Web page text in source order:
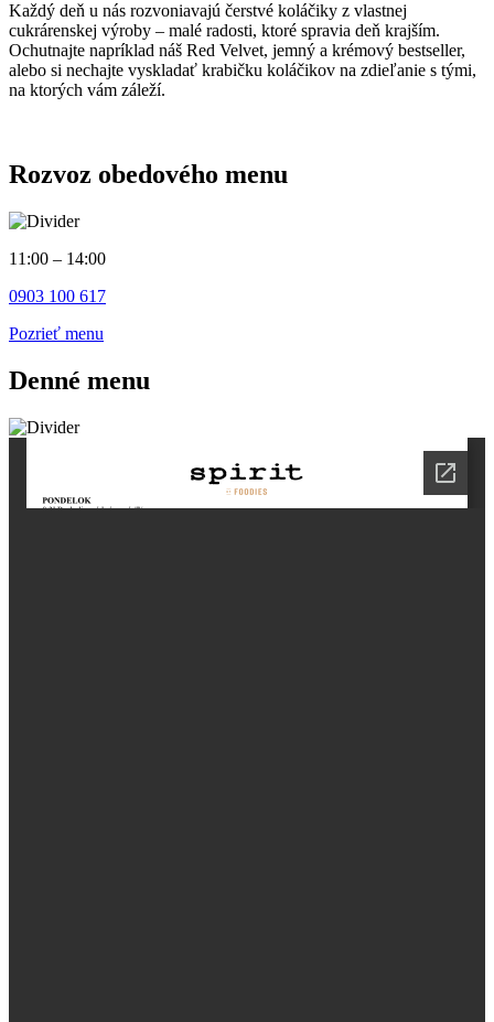
Každý deň u nás rozvoniavajú čerstvé koláčiky z vlastnej
cukrárenskej výroby – malé radosti, ktoré spravia deň krajším.
Ochutnajte napríklad náš Red Velvet, jemný a krémový bestseller,
alebo si nechajte vyskladať krabičku koláčikov na zdieľanie s tými,
na ktorých vám záleží.
Rozvoz obedového menu
11:00 – 14:00
0903 100 617
Pozrieť menu
Denné menu